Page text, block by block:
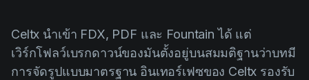
Celtx นำเข้า FDX, PDF และ Fountain ได้ แต่
เวิร์กโฟลว์เบรกดาวน์ของมันตั้งอยู่บนสมมติฐานว่าบทมี
การจัดรูปแบบมาตรฐาน อินเทอร์เฟซของ Celtx รองรับ